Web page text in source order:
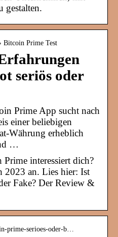
gestalten.
Bitcoin Prime Test
seriös oder
Prime App sucht nach
einer beliebigen
Währung erheblich
…
interessiert dich?
2023 an. Lies hier: Ist
Fake? Der Review &
prime-serioes-oder-b…